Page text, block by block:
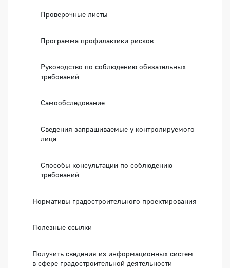
Проверочные листы
Программа профилактики рисков
Руководство по соблюдению обязательных
требований
Самообследование
Сведения запрашиваемые у контролируемого
лица
Способы консультации по соблюдению
требований
Нормативы градостроительного проектирования
Полезные ссылки
Получить сведения из информационных систем
в сфере градостроительной деятельности